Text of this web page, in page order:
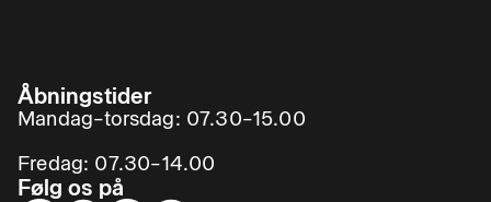
Åbningstider
Mandag–torsdag: 07.30–15.00
Fredag: 07.30–14.00
Følg os på